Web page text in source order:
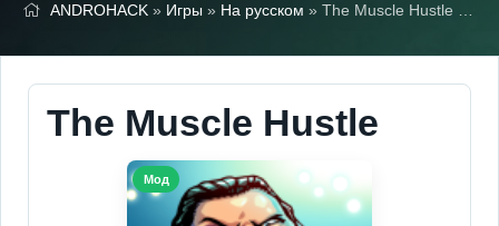
ANDROHACK » Игры » На русском » The Muscle Hustle (Мод, Тупые враги)
The Muscle Hustle
Мод